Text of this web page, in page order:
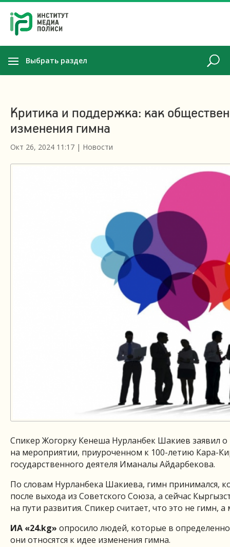
Выбрать раздел
Критика и поддержка: как
изменения гимна
Окт 26, 2024 11:17 | Новости
Спикер Жогорку Кенеша Нурланбек Шакиев заявил
на мероприятии, приуроченном к 100-летию Кара-
государственного деятеля Иманалы Айдарбекова.
По словам Нурланбека Шакиева, гимн принимался,
после выхода из Советского Союза, а сейчас
на пути развития. Спикер считает, что это не гимн,
ИА «24.kg» опросило людей, которые в
они относятся к идее изменения гимна.